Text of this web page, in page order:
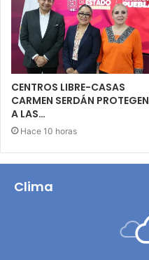
CENTROS LIBRE-CASAS
CARMEN SERDÁN PROTEGEN
A LAS…
Hace 10 horas
Clima